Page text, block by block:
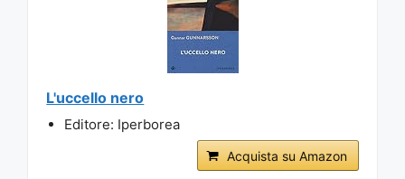
L'uccello nero
Editore: Iperborea
Acquista su Amazon